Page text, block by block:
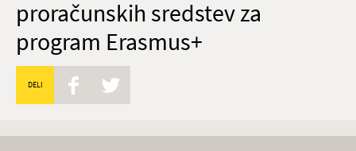
proračunskih sredstev za
program Erasmus+
DELI